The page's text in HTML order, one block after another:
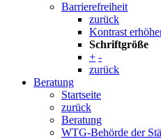
Barrierefreiheit
zurück
Kontrast
Schriftgröße
+ -
zurück
Beratung
Startseite
zurück
Beratung
WTG-Behörde der